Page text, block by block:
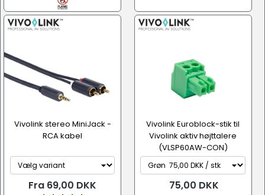
Vivolink stereo MiniJack -
RCA kabel
Fra 69,00 DKK
Vivolink Euroblock-stik til
Vivolink aktiv højttalere
(VLSP60AW-CON)
75,00 DKK